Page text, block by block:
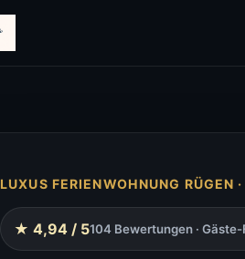
LUXUS FERIENWOHNUNG RÜGEN
★ 4,94 / 5104 Bewertungen ·